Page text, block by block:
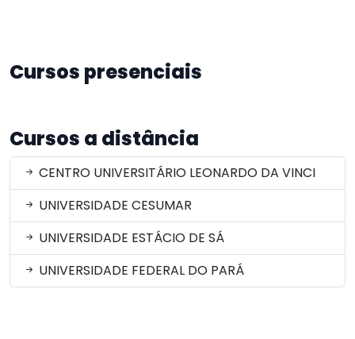
Cursos presenciais
Cursos a distância
CENTRO UNIVERSITÁRIO LEONARDO DA VINCI
UNIVERSIDADE CESUMAR
UNIVERSIDADE ESTÁCIO DE SÁ
UNIVERSIDADE FEDERAL DO PARÁ